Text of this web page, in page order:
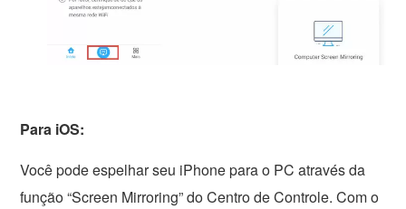
Para iOS:
Você pode espelhar seu iPhone para o PC através da
função “Screen Mirroring” do Centro de Controle. Com o